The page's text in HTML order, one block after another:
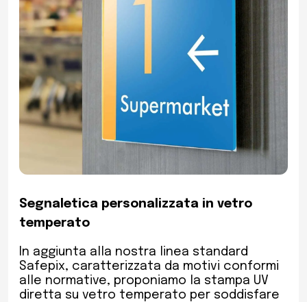
Segnaletica personalizzata in vetro
temperato
In aggiunta alla nostra linea standard
Safepix, caratterizzata da motivi conformi
alle normative, proponiamo la stampa UV
diretta su vetro temperato per soddisfare